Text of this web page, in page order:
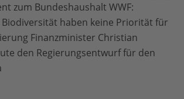
zum Bundeshaushalt WWF:
Biodiversität haben keine Priorität für
Finanzminister Christian
den Regierungsentwurf für den